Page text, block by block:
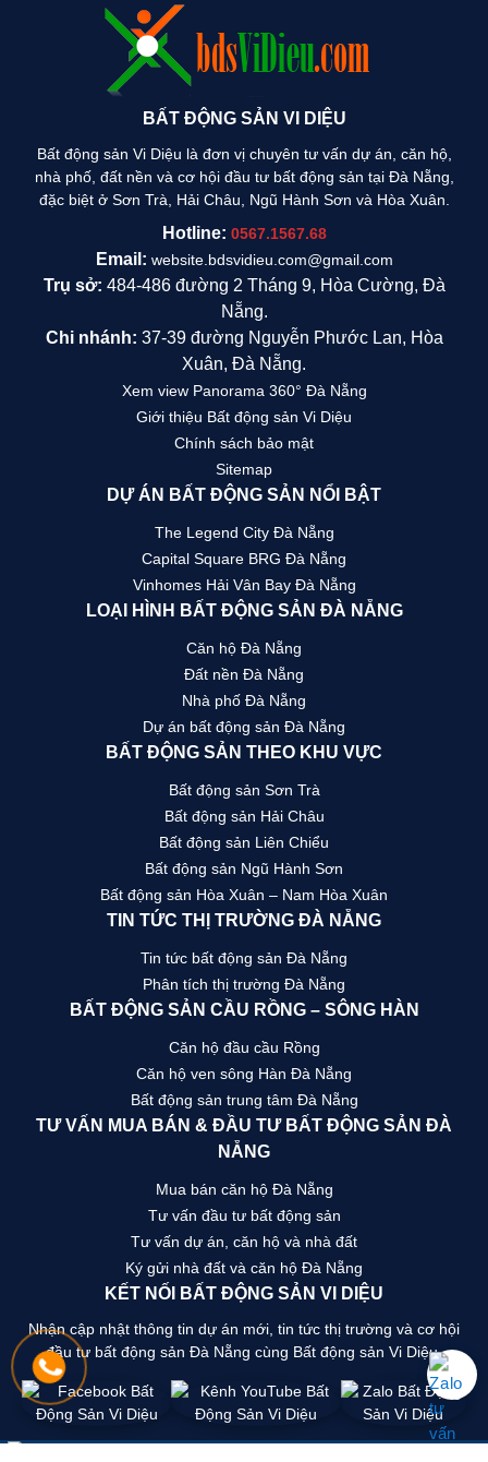
BẤT ĐỘNG SẢN VI DIỆU
Bất động sản Vi Diệu là đơn vị chuyên tư vấn dự án, căn hộ,
nhà phố, đất nền và cơ hội đầu tư bất động sản tại Đà Nẵng,
đặc biệt ở Sơn Trà, Hải Châu, Ngũ Hành Sơn và Hòa Xuân.
Hotline: 0567.1567.68
Email: website.bdsvidieu.com@gmail.com
Trụ sở: 484-486 đường 2 Tháng 9, Hòa Cường, Đà
Nẵng.
Chi nhánh: 37-39 đường Nguyễn Phước Lan, Hòa
Xuân, Đà Nẵng.
Xem view Panorama 360° Đà Nẵng
Giới thiệu Bất động sản Vi Diệu
Chính sách bảo mật
Sitemap
DỰ ÁN BẤT ĐỘNG SẢN NỔI BẬT
The Legend City Đà Nẵng
Capital Square BRG Đà Nẵng
Vinhomes Hải Vân Bay Đà Nẵng
LOẠI HÌNH BẤT ĐỘNG SẢN ĐÀ NẴNG
Căn hộ Đà Nẵng
Đất nền Đà Nẵng
Nhà phố Đà Nẵng
Dự án bất động sản Đà Nẵng
BẤT ĐỘNG SẢN THEO KHU VỰC
Bất động sản Sơn Trà
Bất động sản Hải Châu
Bất động sản Liên Chiểu
Bất động sản Ngũ Hành Sơn
Bất động sản Hòa Xuân – Nam Hòa Xuân
TIN TỨC THỊ TRƯỜNG ĐÀ NẴNG
Tin tức bất động sản Đà Nẵng
Phân tích thị trường Đà Nẵng
BẤT ĐỘNG SẢN CẦU RỒNG – SÔNG HÀN
Căn hộ đầu cầu Rồng
Căn hộ ven sông Hàn Đà Nẵng
Bất động sản trung tâm Đà Nẵng
TƯ VẤN MUA BÁN & ĐẦU TƯ BẤT ĐỘNG SẢN ĐÀ
NẴNG
Mua bán căn hộ Đà Nẵng
Tư vấn đầu tư bất động sản
Tư vấn dự án, căn hộ và nhà đất
Ký gửi nhà đất và căn hộ Đà Nẵng
KẾT NỐI BẤT ĐỘNG SẢN VI DIỆU
Nhận cập nhật thông tin dự án mới, tin tức thị trường và cơ hội
đầu tư bất động sản Đà Nẵng cùng Bất động sản Vi Diệu.